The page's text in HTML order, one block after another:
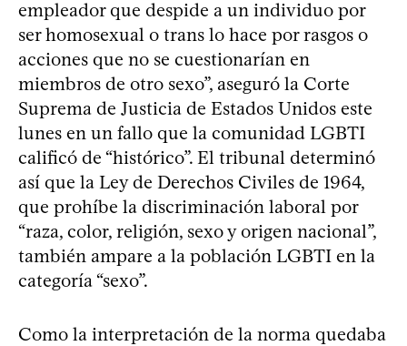
empleador que despide a un individuo por
ser homosexual o trans lo hace por rasgos o
acciones que no se cuestionarían en
miembros de otro sexo”, aseguró la Corte
Suprema de Justicia de Estados Unidos este
lunes en un fallo que la comunidad LGBTI
calificó de “histórico”. El tribunal determinó
así que la Ley de Derechos Civiles de 1964,
que prohíbe la discriminación laboral por
“raza, color, religión, sexo y origen nacional”,
también ampare a la población LGBTI en la
categoría “sexo”.
Como la interpretación de la norma quedaba